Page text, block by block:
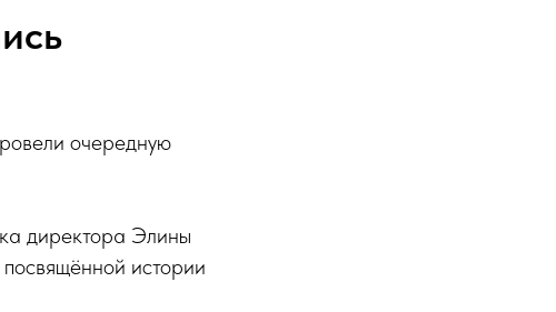
очередную
директора Элины
истории